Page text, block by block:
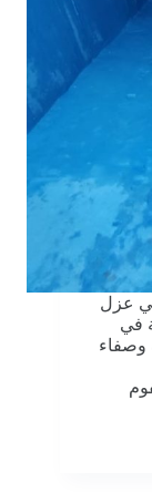
عزل
في
وصفاء